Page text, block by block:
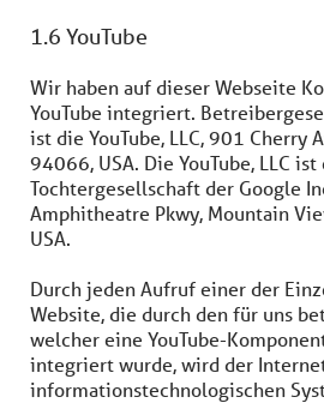
1.6 YouTube
Wir haben auf dieser Webseite
YouTube integriert.
ist die YouTube, LLC, 901 Cherry
94066, USA. Die YouTube, LLC
Tochtergesellschaft der Google
Amphitheatre Pkwy, Mountain
USA.
Durch jeden Aufruf einer der
Website, die durch den für uns
welcher eine YouTube-
integriert wurde, wird der
informationstechnologischen